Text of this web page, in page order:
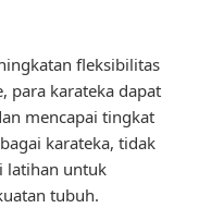
fleksibilitas
para karateka dapat
mencapai tingkat
karateka, tidak
latihan untuk
tubuh.